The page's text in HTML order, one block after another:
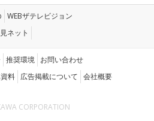
WEBザテレビジョン
ネット
推奨環境 お問い合わせ
料 広告掲載について 会社概要
CORPORATION